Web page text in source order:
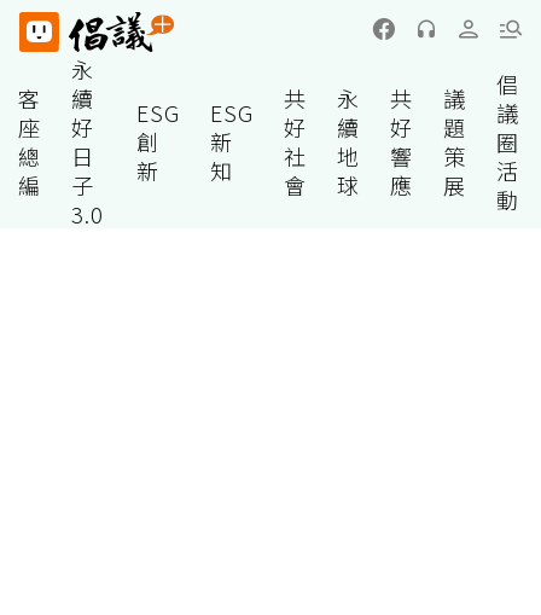
客
座
總
編
永
續
好
日
子
3.0
ESG
創
新
ESG
新
知
共
好
社
會
永
續
地
球
共
好
響
應
議
題
策
展
倡
議
圈
活
動